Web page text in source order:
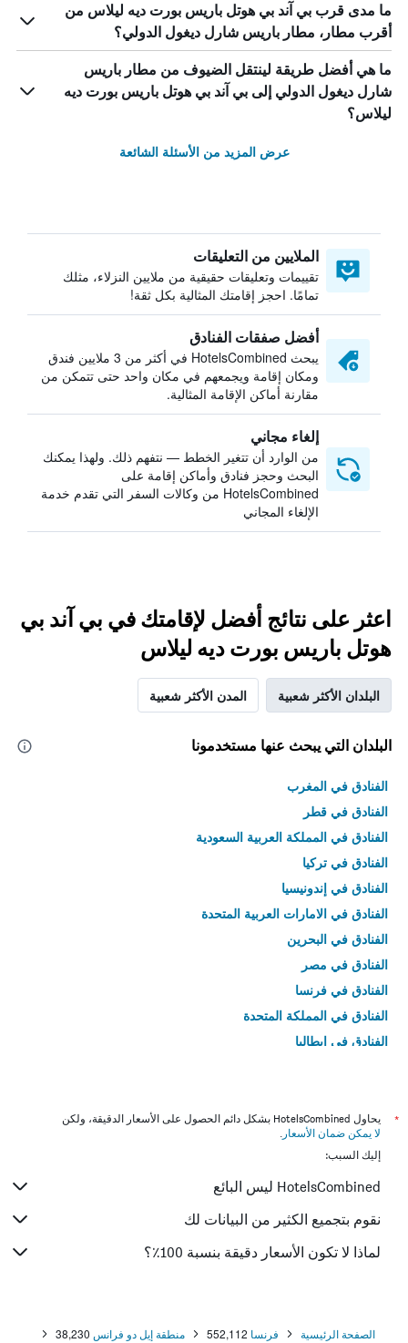
ما مدى قرب بي آند بي هوتل باريس بورت ديه ليلاس من
أقرب مطار، مطار باريس شارل ديغول الدولي؟
ما هي أفضل طريقة لينتقل الضيوف من مطار باريس
شارل ديغول الدولي إلى بي آند بي هوتل باريس بورت ديه
ليلاس؟
عرض المزيد من الأسئلة الشائعة
الملايين من التعليقات
تقييمات وتعليقات حقيقية من ملايين النزلاء، مثلك
تمامًا. احجز إقامتك المثالية بكل ثقة!
أفضل صفقات الفنادق
يبحث HotelsCombined في أكثر من 3 ملايين فندق
ومكان إقامة ويجمعهم في مكان واحد حتى تتمكن من
مقارنة أماكن الإقامة المثالية.
إلغاء مجاني
من الوارد أن تتغير الخطط — نتفهم ذلك. ولهذا يمكنك
البحث وحجز فنادق وأماكن إقامة على
HotelsCombined من وكالات السفر التي تقدم خدمة
الإلغاء المجاني
اعثر على نتائج أفضل لإقامتك في بي آند بي
هوتل باريس بورت ديه ليلاس
البلدان الأكثر شعبية المدن الأكثر شعبية
البلدان التي يبحث عنها مستخدمونا
الفنادق في المغرب
الفنادق في قطر
الفنادق في المملكة العربية السعودية
الفنادق في تركيا
الفنادق في إندونيسيا
الفنادق في الامارات العربية المتحدة
الفنادق في البحرين
الفنادق في مصر
الفنادق في فرنسا
الفنادق في المملكة المتحدة
الفنادق في إيطاليا
*
يحاول HotelsCombined بشكل دائم الحصول على الأسعار الدقيقة، ولكن
لا يمكن ضمان الأسعار .
إليك السبب:
HotelsCombined ليس البائع
نقوم بتجميع الكثير من البيانات لك
لماذا لا تكون الأسعار دقيقة بنسبة 100٪؟
الصفحة الرئيسية فرنسا 552,112 منطقة إيل دو فرانس 38,230